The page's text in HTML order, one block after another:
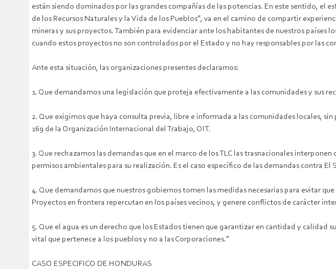
están siendo dominados por las grandes compañías de las potencias. En este sentido, el
de los Recursos Naturales y la Vida de los Pueblos”, va en el camino de compartir
mineras y sus proyectos. También para evidenciar ante los habitantes de nuestros
cuando estos proyectos no son controlados por el Estado y no hay responsables por las
Ante esta situación, las organizaciones presentes declaramos:
1. Que demandamos una legislación que proteja efectivamente a las comunidades y sus
2. Que exigimos que haya consulta previa, libre e informada a las comunidades locales,
169 de la Organización Internacional del Trabajo, OIT.
3. Que rechazamos las demandas que en el marco de los TLC las trasnacionales
permisos ambientales para su realización. Es el caso específico de las demandas contra El
4. Que demandamos que nuestros gobiernos tomen las medidas necesarias para evitar que
Proyectos en frontera repercutan en los países vecinos, y genere conflictos de carácter
5. Que el agua es un derecho que los Estados tienen que garantizar en cantidad y calidad
vital que pertenece a los pueblos y no a las Corporaciones.”
CASO ESPECIFICO DE HONDURAS